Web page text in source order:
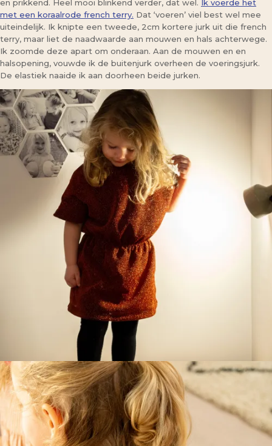
en prikkend. Heel mooi blinkend verder, dat wel.
Ik voerde het
met een koraalrode french terry. Dat ‘voeren’ viel best wel mee
uiteindelijk. Ik knipte een tweede, 2cm kortere jurk uit die french
terry, maar liet de naadwaarde aan mouwen en hals achterwege.
Ik zoomde deze apart om onderaan. Aan de mouwen en en
halsopening, vouwde ik de buitenjurk overheen de voeringsjurk.
De elastiek naaide ik aan doorheen beide jurken.